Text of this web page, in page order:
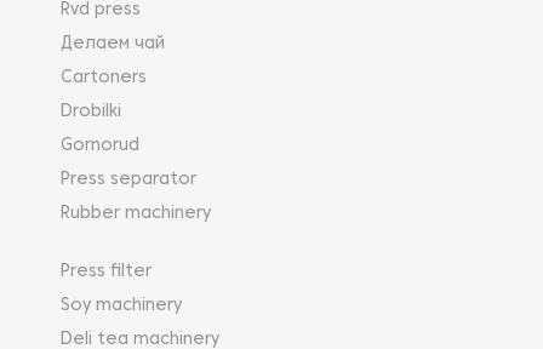
Rvd press
Делаем чай
Cartoners
Drobilki
Gornorud
Press separator
Rubber machinery
Press filter
Soy machinery
Deli tea machinery